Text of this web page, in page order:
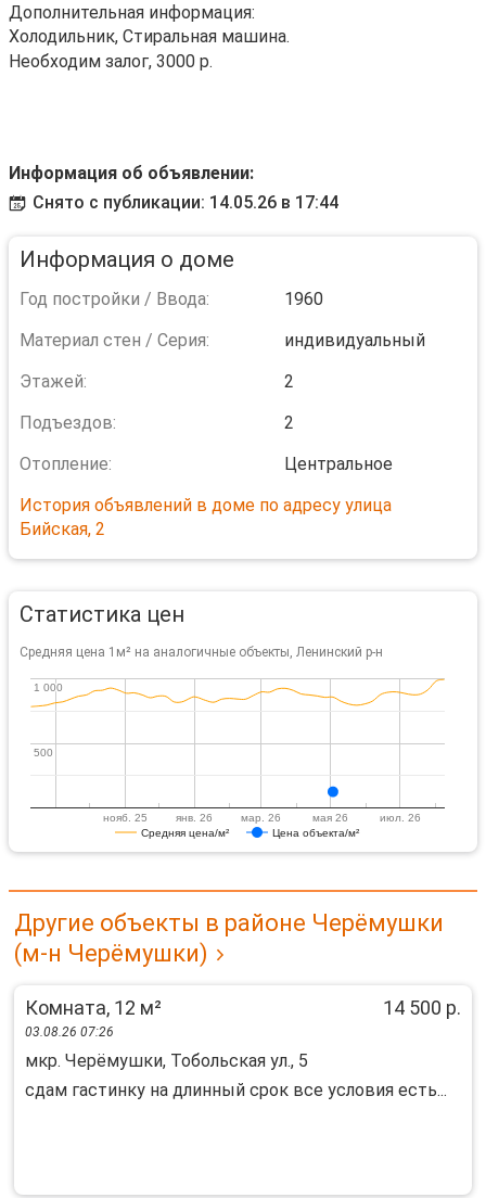
Дополнительная информация:
Холодильник, Стиральная машина.
Необходим залог, 3000 р.
Информация об объявлении:
Снято с публикации: 14.05.26 в 17:44
Информация о доме
Год постройки / Ввода:
1960
Материал стен / Серия:
индивидуальный
Этажей:
2
Подъездов:
2
Отопление:
Центральное
История объявлений в доме по адресу улица
Бийская, 2
Статистика цен
Средняя цена 1м² на аналогичные объекты, Ленинский р-н
Средняя цена/м² Цена объекта/м²
нояб. 25 янв. 26 мар. 26 мая 26 июл. 26
500
500
1 000
1 000
Другие объекты в районе Черёмушки
(м-н Черёмушки)
Комната, 12 м² 14 500 р.
03.08.26 07:26
мкр. Черёмушки, Тобольская ул., 5
сдам гастинку на длинный срок все условия есть...